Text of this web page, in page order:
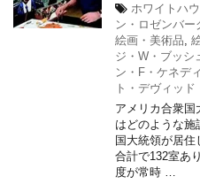
ホワイトハ
ン・ロゼンバー
絵画・美術品
ジ・W・ブッシ
ン・F・ケネディ
ト・デヴィッ
アメリカ合衆国
はどのような
国大統領が居住
合計で132室あ
度が常時 …